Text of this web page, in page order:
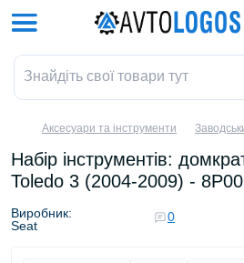
Аксесуари та інструменти
Набір інструментів:
Toledo 3 (2004-2009) -
Виробник:
Seat
0